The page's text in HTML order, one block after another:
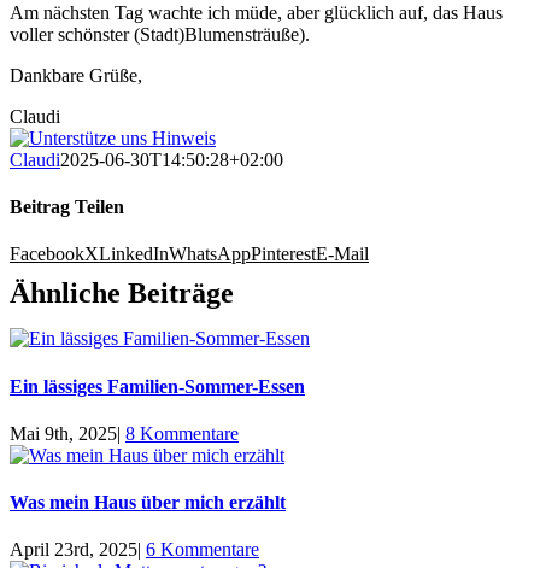
Am nächsten Tag wachte ich müde, aber glücklich auf, das Haus
voller schönster (Stadt)Blumensträuße).
Dankbare Grüße,
Claudi
Claudi2025-06-30T14:50:28+02:00
Beitrag Teilen
FacebookXLinkedInWhatsAppPinterestE-Mail
Ähnliche Beiträge
Ein lässiges Familien-Sommer-Essen
Mai 9th, 2025| 8 Kommentare
Was mein Haus über mich erzählt
April 23rd, 2025 6 Kommentare